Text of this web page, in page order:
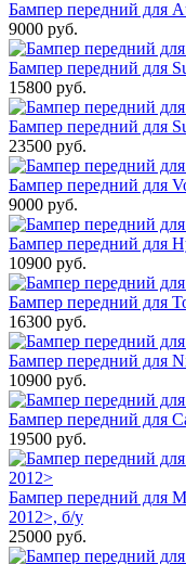
Бампер передний для
9000 руб.
Бампер передний для
15800 руб.
Бампер передний для
23500 руб.
Бампер передний для
9000 руб.
Бампер передний для
10900 руб.
Бампер передний для
16300 руб.
Бампер передний для
10900 руб.
Бампер передний для
19500 руб.
Бампер передний для
2012>, б/у
25000 руб.